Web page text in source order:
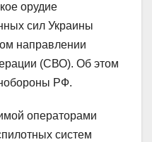
орудие
сил Украины
направлении
(СВО). Об этом
РФ.
операторами
систем